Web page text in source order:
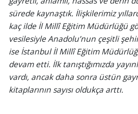
sürede kaynaştık. İlişkilerimiz
kaç ilde İl Millî Eğitim Müdürlüğü
vesilesiyle Anadolu’nun çeşitli
ise İstanbul İl Millî Eğitim
devam etti. İlk tanıştığımızda
vardı, ancak daha sonra üstün
kitaplarının sayısı oldukça arttı.